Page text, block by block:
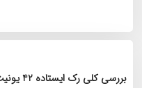
بررسی کلی رک ایستاده 42 یونیت با عمق 60 اچ پی آسیا